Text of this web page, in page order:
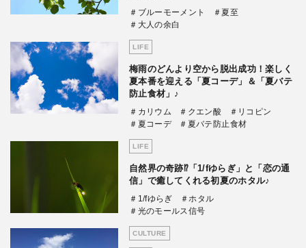
＃ブルーモーメント
＃夏至
＃大人の余白
LIFE
梅雨のどんより空から脱出成功！楽しく
夏本番を迎える「夏コーデ」＆「夏バテ
防止食材」♪
＃カリウム ＃クエン酸
＃リコピン
＃夏コーデ
＃夏バテ防止食材
LIFE
自然界の奇跡⁉「1/fゆらぎ」と「恋の通
信」で癒してくれる初夏のホタル♪
＃1/fゆらぎ
＃ホタル
＃光のモールス信号
CULTURE